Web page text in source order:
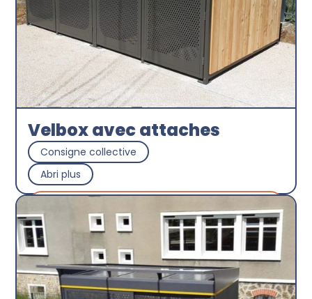
Velbox avec attaches
Consigne collective
Abri plus